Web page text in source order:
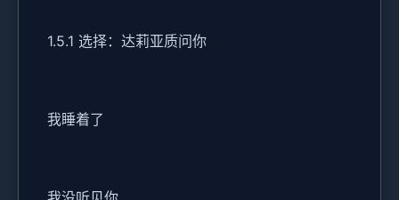
1.5.1 选择：达莉亚质问你
我睡着了